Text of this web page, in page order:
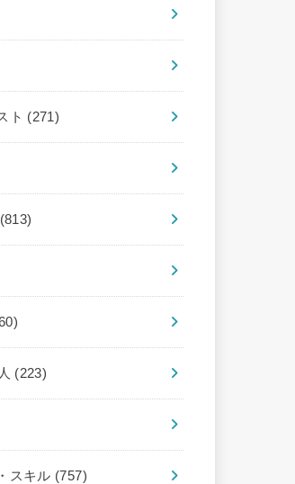
ト (271)
(813)
(223)
スキル (757)